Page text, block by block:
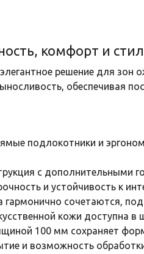
комфорт и
решение для
обеспечивая
подлокотники и
с дополнительными
и устойчивость к
сочетаются,
кожи доступна в
100 мм сохраняет
и возможность